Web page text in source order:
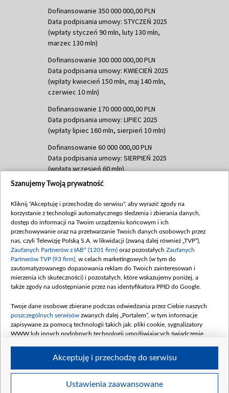
Dofinansowanie 350 000 000,00 PLN
Data podpisania umowy: STYCZEŃ 2025
(wpłaty styczeń 90 mln, luty 130 mln,
marzec 130 mln)
Dofinansowanie 300 000 000,00 PLN
Data podpisania umowy: KWIECIEŃ 2025
(wpłaty kwiecień 150 mln, maj 140 mln,
czerwiec 10 mln)
Dofinansowanie 170 000 000,00 PLN
Data podpisania umowy: LIPIEC 2025
(wpłaty lipiec 160 mln, sierpień 10 mln)
Dofinansowanie 60 000 000,00 PLN
Data podpisania umowy: SIERPIEŃ 2025
(wpłata wrzesień 60 mln)
Dofinansowanie 635 783 051,21 PLN
(wpłata wrzesień 100 mln, październik 350
mln, listopad 265 mln)
Dofinansowanie 48 862 000,00 PLN
Data podpisania umowy: GRUDZIEŃ 2025
(wpłata grudzień 60,548 mln)
Dofinansowanie 900 000 000,00 PLN
Data podpisania umowy: LUTY 2026 (wpłata
kwiecień 180 mln, 7 maja 180 mln, 8
czerwca 90 mln)
Dofinansowanie 250 000 000,00 PLN
4 sierpnia 250 mln
Szanujemy Twoją prywatność
Kliknij "Akceptuję i przechodzę do serwisu", aby wyrazić zgody na
korzystanie z technologii automatycznego śledzenia i zbierania danych,
dostęp do informacji na Twoim urządzeniu końcowym i ich
przechowywanie oraz na przetwarzanie Twoich danych osobowych przez
nas, czyli Telewizję Polską S.A. w likwidacji (zwaną dalej również „TVP”),
Zaufanych Partnerów z IAB* (1201 firm) oraz pozostałych Zaufanych
Partnerów TVP (93 firm) , w celach marketingowych (w tym do
zautomatyzowanego dopasowania reklam do Twoich zainteresowań i
mierzenia ich skuteczności) i pozostałych, które wskazujemy poniżej, a
także zgody na udostępnianie przez nas identyfikatora PPID do Google.
Twoje dane osobowe zbierane podczas odwiedzania przez Ciebie naszych
poszczególnych serwisów zwanych dalej „Portalem”, w tym informacje
zapisywane za pomocą technologii takich jak: pliki cookie, sygnalizatory
WWW lub innych podobnych technologii umożliwiających świadczenie
Twoje dane osobowe zbierane podczas odwiedzania przez Ciebie
Ustawienia zaawansowane
Akceptuję i przechodzę do serwisu